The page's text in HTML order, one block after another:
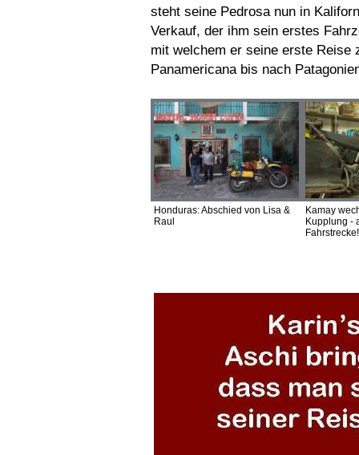
steht seine Pedrosa nun in
Verkauf, der ihm sein erstes
mit welchem er seine erste Reise
Panamericana bis nach
Honduras: Abschied von Lisa &
Raul
Kamay
Kupplung -